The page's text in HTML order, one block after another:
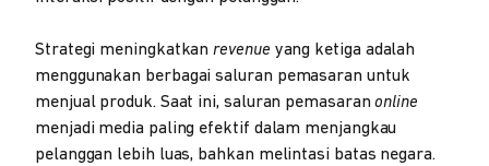
Strategi meningkatkanrevenue yang ketiga adalah
menggunakan berbagai saluran pemasaran untuk
menjual produk. Saat ini, saluran pemasaranonline
menjadi media paling efektif dalam menjangkau
pelanggan lebih luas, bahkan melintasi batas negara.